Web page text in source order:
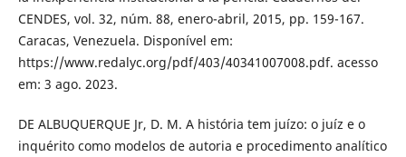
CENDES, vol. 32, núm. 88, enero-abril, 2015, pp. 159-167.
Caracas, Venezuela. Disponível em:
https://www.redalyc.org/pdf/403/40341007008.pdf. acesso
em: 3 ago. 2023.
DE ALBUQUERQUE Jr, D. M. A história tem juízo: o juíz e o
inquérito como modelos de autoria e procedimento analítico